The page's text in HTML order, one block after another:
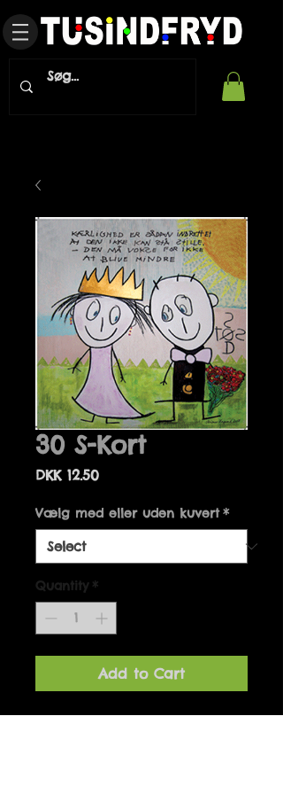
30 S-Kort
DKK 12.50Price
Vælg med eller uden kuvert *
Quantity *
Add to Cart